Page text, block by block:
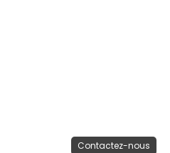
Contactez-nous